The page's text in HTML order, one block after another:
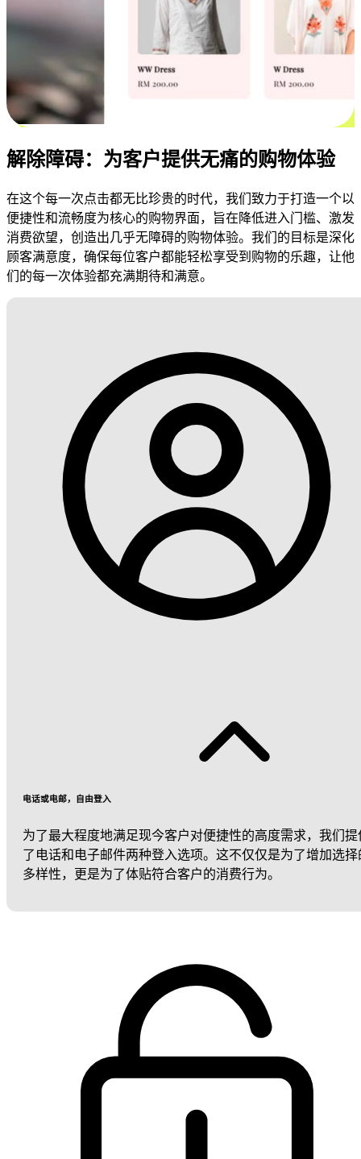
解除障碍：为客户提供无痛的购物体验
在这个每一次点击都无比珍贵的时代，我们致力于打造一个以
便捷性和流畅度为核心的购物界面，旨在降低进入门槛、激发
消费欲望，创造出几乎无障碍的购物体验。我们的目标是深化
顾客满意度，确保每位客户都能轻松享受到购物的乐趣，让他
们的每一次体验都充满期待和满意。
电话或电邮，自由登入
为了最大程度地满足现今客户对便捷性的高度需求，我们提
了电话和电子邮件两种登入选项。这不仅仅是为了增加选择
多样性，更是为了体贴符合客户的消费行为。